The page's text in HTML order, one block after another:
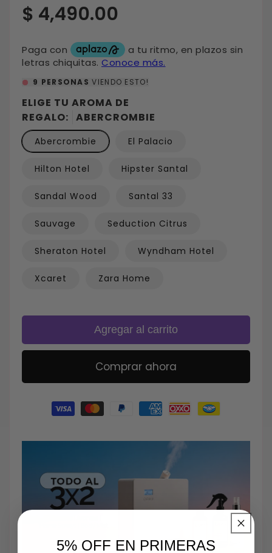
Precio
$ 4,490.00
9 PERSONAS VIENDO ESTO!
ELIGE TU AROMA DE
REGALO: ABERCROMBIE
Abercrombie El Palacio
Hilton Hotel Hipster Santal
Sandal Wood Santal 33
Sauvage Seduction Citrus
Sheraton Hotel Wyndham Hotel
Xcaret Zara Home
Agregar al carrito
Comprar ahora
Formas
5% OFF EN PRIMERAS